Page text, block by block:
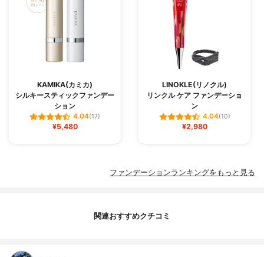
KAMIKA(カミカ)
シルキースティックファンデー
ション
4.04(17)
¥5,480
LINOKLE(リノクル)
リンクル ケア ファンデーショ
ン
4.04(10)
¥2,980
ファンデーションランキングをもっと見る
関連おすすめクチコミ